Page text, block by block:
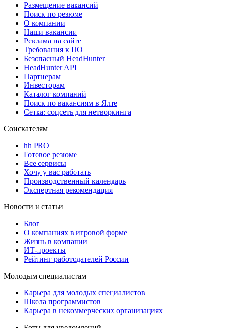
Размещение вакансий
Поиск по резюме
О компании
Наши вакансии
Реклама на сайте
Требования к ПО
Безопасный HeadHunter
HeadHunter API
Партнерам
Инвесторам
Каталог компаний
Поиск по вакансиям в Ялте
Сетка: соцсеть для нетворкинга
Соискателям
hh PRO
Готовое резюме
Все сервисы
Хочу у вас работать
Производственный календарь
Экспертная рекомендация
Новости и статьи
Блог
О компаниях в игровой форме
Жизнь в компании
ИТ-проекты
Рейтинг работодателей России
Молодым специалистам
Карьера для молодых специалистов
Школа программистов
Карьера в некоммерческих организациях